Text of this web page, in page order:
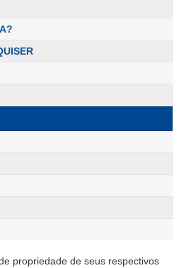
propriedade de seus respectivos